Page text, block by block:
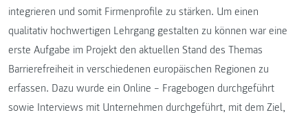
integrieren und somit Firmenprofile zu stärken. Um einen
qualitativ hochwertigen Lehrgang gestalten zu können war eine
erste Aufgabe im Projekt den aktuellen Stand des Themas
Barrierefreiheit in verschiedenen europäischen Regionen zu
erfassen. Dazu wurde ein Online – Fragebogen durchgeführt
sowie Interviews mit Unternehmen durchgeführt, mit dem Ziel,